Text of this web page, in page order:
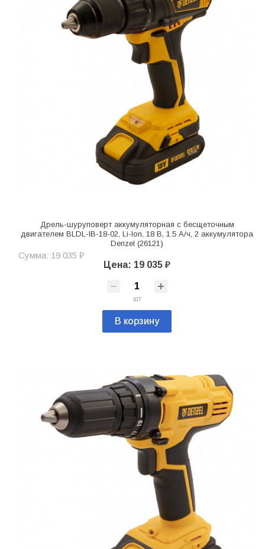
Дрель-шуруповерт аккумуляторная с бесщеточным
двигателем BLDL-IB-18-02, Li-Ion, 18 В, 1.5 А/ч, 2 аккумулятора
Denzel (26121)
Сумма: 19 035 ₽
Цена: 19 035 ₽
шт
В корзину